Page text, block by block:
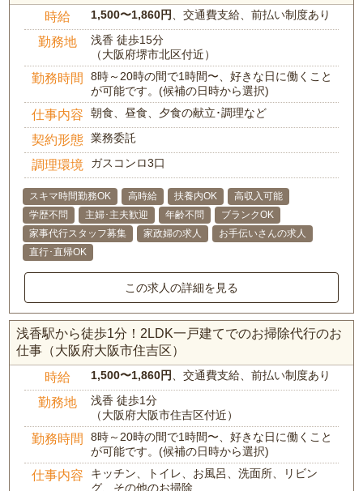
時給 1,500〜1,860円 、交通費支給、前払い制度あり
勤務地
浅香 徒歩15分
（大阪府堺市北区付近）
勤務時間
8時～20時の間で1時間〜、好きな日に働くこと
が可能です。(候補の日時から選択)
仕事内容 朝食、昼食、夕食の献立･調理など
契約形態 業務委託
調理環境 ガスコンロ3口
スキマ時間勤務OK 高時給 扶養内OK
高収入可能
学歴不問
主婦･主夫歓迎 年齢不問
ブランクOK
家事代行スタッフ募集
家政婦の求人
お手伝いさんの求人
直行･直帰OK
この求人の詳細を見る
浅香駅から徒歩1分！2LDK一戸建てでのお掃除代行のお
仕事（大阪府大阪市住吉区）
時給 1,500〜1,860円 、交通費支給、前払い制度あり
勤務地
浅香 徒歩1分
（大阪府大阪市住吉区付近）
勤務時間
8時～20時の間で1時間〜、好きな日に働くこと
が可能です。(候補の日時から選択)
仕事内容
キッチン、トイレ、お風呂、洗面所、リビン
グ、その他のお掃除